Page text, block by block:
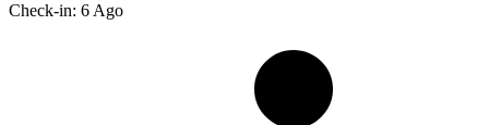
Check-in: 6 Ago